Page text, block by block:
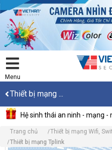
Menu
Thiết bị mạng ...
Hệ sinh thái an ninh - mạng -
Trang chủ Thiết bị mạng Wifi,
Thiết bị mạng Tplink